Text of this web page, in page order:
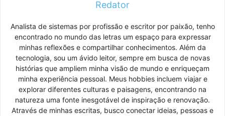
Redator
Analista de sistemas por profissão e escritor por paixão, tenho
encontrado no mundo das letras um espaço para expressar
minhas reflexões e compartilhar conhecimentos. Além da
tecnologia, sou um ávido leitor, sempre em busca de novas
histórias que ampliem minha visão de mundo e enriqueçam
minha experiência pessoal. Meus hobbies incluem viajar e
explorar diferentes culturas e paisagens, encontrando na
natureza uma fonte inesgotável de inspiração e renovação.
Através de minhas escritas, busco conectar ideias, pessoas e